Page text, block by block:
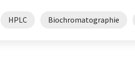
HPLC Biochromatographie